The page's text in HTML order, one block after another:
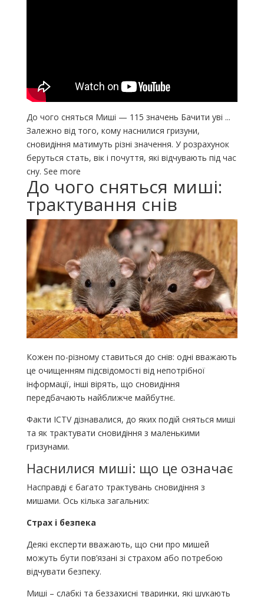
До чого сняться Миші — 115 значень Бачити уві ...
Залежно від того, кому наснилися гризуни,
сновидіння матимуть різні значення. У розрахунок
беруться стать, вік і почуття, які відчувають під час
сну. See more
До чого сняться миші:
трактування снів
Кожен по-різному ставиться до снів: одні вважають
це очищенням підсвідомості від непотрібної
інформації, інші вірять, що сновидіння
передбачають найближче майбутнє.
Факти ICTV дізнавалися, до яких подій сняться миші
та як трактувати сновидіння з маленькими
гризунами.
Наснилися миші: що це означає
Насправді є багато трактувань сновидіння з
мишами. Ось кілька загальних:
Страх і безпека
Деякі експерти вважають, що сни про мишей
можуть бути пов’язані зі страхом або потребою
відчувати безпеку.
Миші – слабкі та беззахисні тваринки, які шукають